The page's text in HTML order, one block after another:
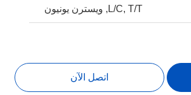
L/C, T/T, ويسترن يونيون
اتصل الآن